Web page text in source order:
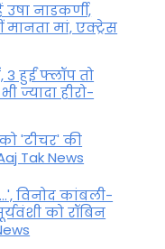
नाडकर्णी,
मानता मां, एक्ट्रेस
हुईं फ्लॉप तो
ज्यादा हीरो-
'टीचर' की
Tak News
व‍िनोद कांबली-
को रॉबिन